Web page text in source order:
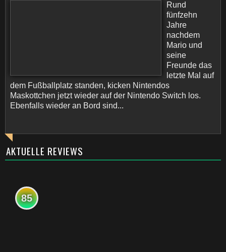
Rund
fünfzehn
Jahre
nachdem
Mario und
seine
Freunde das
letzte Mal auf
dem Fußballplatz standen, kicken Nintendos
Maskottchen jetzt wieder auf der Nintendo Switch los.
Ebenfalls wieder an Bord sind...
AKTUELLE REVIEWS
85